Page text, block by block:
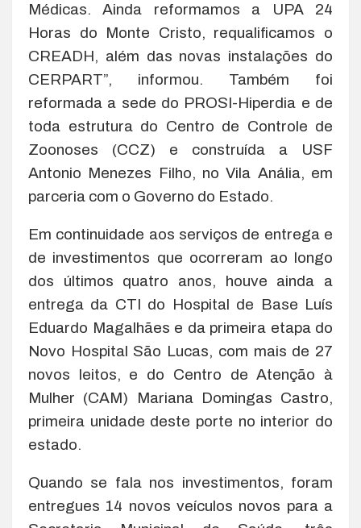
Médicas. Ainda reformamos a UPA 24
Horas do Monte Cristo, requalificamos o
CREADH, além das novas instalações do
CERPART”, informou. Também foi
reformada a sede do PROSI-Hiperdia e de
toda estrutura do Centro de Controle de
Zoonoses (CCZ) e construída a USF
Antonio Menezes Filho, no Vila Anália, em
parceria com o Governo do Estado.
Em continuidade aos serviços de entrega e
de investimentos que ocorreram ao longo
dos últimos quatro anos, houve ainda a
entrega da CTI do Hospital de Base Luís
Eduardo Magalhães e da primeira etapa do
Novo Hospital São Lucas, com mais de 27
novos leitos, e do Centro de Atenção à
Mulher (CAM) Mariana Domingas Castro,
primeira unidade deste porte no interior do
estado.
Quando se fala nos investimentos, foram
entregues 14 novos veículos novos para a